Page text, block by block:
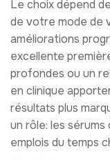
Le choix dépend
de votre mode de
améliorations
excellente
profondes ou un
en clinique
résultats plus
un rôle: les
emplois du temps